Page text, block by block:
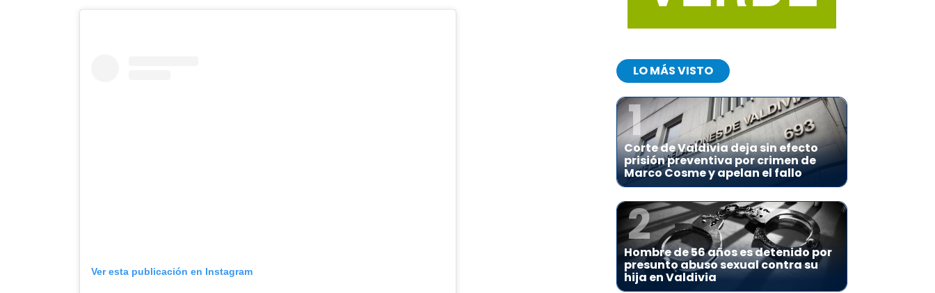
Ver esta publicación en Instagram
LO MÁS VISTO
1
Corte de Valdivia deja sin efecto
prisión preventiva por crimen de
Marco Cosme y apelan el fallo
2
Hombre de 56 años es detenido por
presunto abuso sexual contra su
hija en Valdivia